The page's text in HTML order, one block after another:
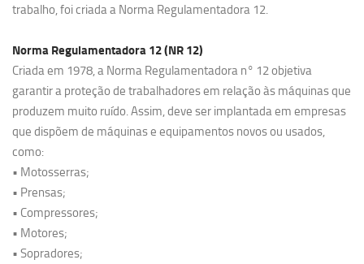
trabalho, foi criada a Norma Regulamentadora 12.
Norma Regulamentadora 12 (NR 12)
Criada em 1978, a Norma Regulamentadora n° 12 objetiva
garantir a proteção de trabalhadores em relação às máquinas que
produzem muito ruído. Assim, deve ser implantada em empresas
que dispõem de máquinas e equipamentos novos ou usados,
como:
• Motosserras;
• Prensas;
• Compressores;
• Motores;
• Sopradores;